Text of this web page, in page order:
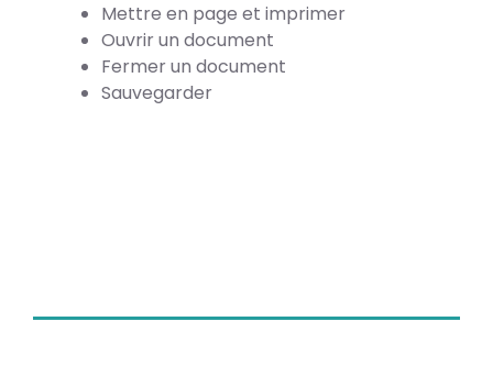
Mettre en page et imprimer
Ouvrir un document
Fermer un document
Sauvegarder